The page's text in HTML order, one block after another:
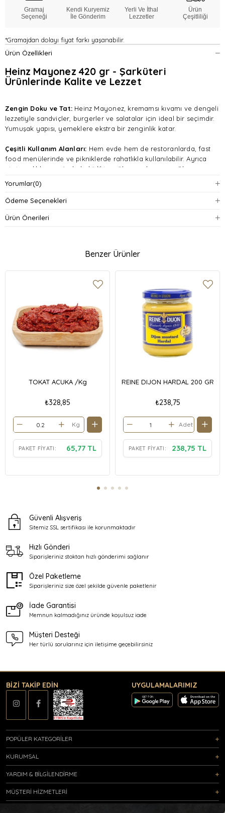
Gramaj
Seçeneği
Kendi Kuryemiz
İle Gönderim
Yerli Ve İthal
Lezzetler
Ürün
Çeşitliliği
*Gramajdan dolayı fiyat farkı yaşanabilir.
Ürün Özellikleri
Heinz Mayonez 420 gr - Şarküteri
Ürünlerinde Kalite ve Lezzet
Zengin Doku ve Tat: Heinz Mayonez, kremamsı kıvamı ve dengeli
lezzetiyle sandviçler, burgerler ve salatalar için ideal bir seçimdir.
Yumuşak yapısı, yemeklere ekstra bir zenginlik katar.
Çeşitli Kullanım Alanları: Hem evde hem de restoranlarda, fast
food menülerinde ve pikniklerde rahatlıkla kullanılabilir. Ayrıca
atıştırmalıklar ve cipslerle birlikte mükemmel uyum sağlar.
Pratik Ambalaj:
sağlayacak şekilde tasarlanmıştır. Günlük kullanım için ideal miktar
Yorumlar(0)
Ödeme Seçenekleri
Ürün Önerileri
Benzer Ürünler
TOKAT ACUKA /Kg
₺328,85
Kg
PAKET FIYATI: 65,77 TL
REINE DIJON HARDAL 200 GR
₺238,75
Adet
PAKET FIYATI: 238,75 TL
Güvenli Alışveriş
Sitemiz SSL sertifikası ile korunmaktadır
Hızlı Gönderi
Siparişleriniz stoktan hızlı gönderimi sağlanır
Özel Paketleme
Siparişleriniz size özel şekilde güvenle paketlenir
İade Garantisi
Memnun kalmadığınız üründe koşulsuz iade
Müşteri Desteği
Her türlü sorularınız için iletişime geçebilirsiniz
BİZİ TAKİP EDİN UYGULAMALARIMIZ
POPÜLER KATEGORİLER
KURUMSAL
YARDIM & BİLGİLENDİRME
MÜŞTERİ HİZMETLERİ